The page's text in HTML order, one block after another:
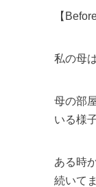
【Before
私の母
母の部
いる様
ある時
続いて